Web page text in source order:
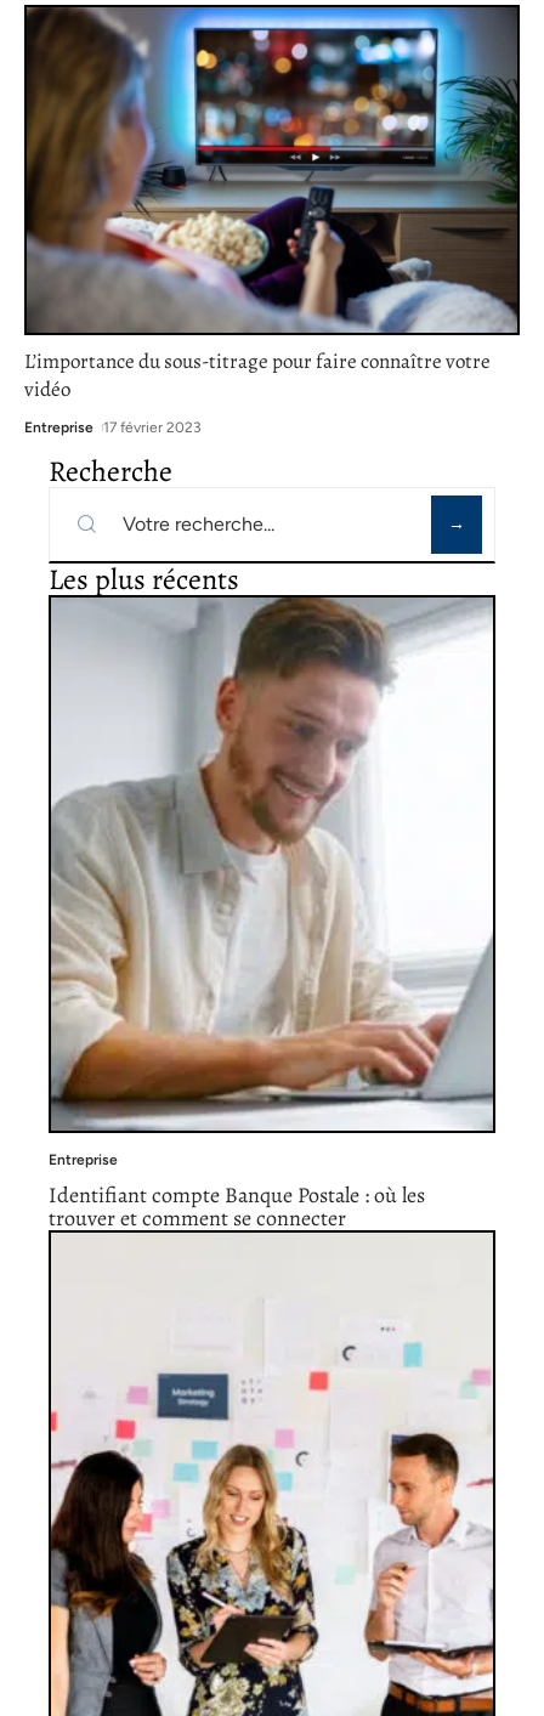
L’importance du sous-titrage pour faire connaître votre
vidéo
Entreprise 17 février 2023
Recherche
Les plus récents
Entreprise
Identifiant compte Banque Postale : où les
trouver et comment se connecter